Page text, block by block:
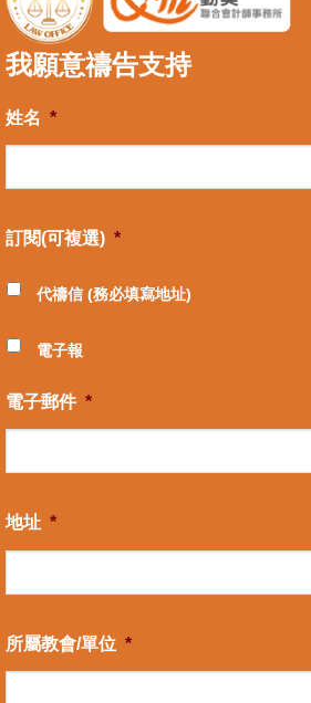
我願意禱告支持
姓名 *
訂閱(可複選) *
代禱信 (務必填寫地址)
電子報
電子郵件 *
地址 *
所屬教會/單位 *